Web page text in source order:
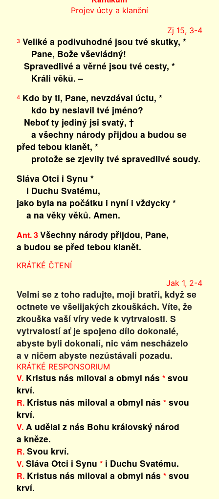
Projev úcty a klanění
Zj 15, 3-4
3Veliké a podivuhodné jsou tvé skutky, *
Pane, Bože vševládný!
Spravedlivé a věrné jsou tvé cesty, *
Králi věků. –
4Kdo by ti, Pane, nevzdával úctu, *
kdo by neslavil tvé jméno?
Neboť ty jediný jsi svatý, †
a všechny národy přijdou a budou se
před tebou klanět, *
protože se zjevily tvé spravedlivé soudy.
Sláva Otci i Synu *
i Duchu Svatému,
jako byla na počátku i nyní i vždycky *
a na věky věků. Amen.
Ant. 3Všechny národy přijdou, Pane,
a budou se před tebou klanět.
KRÁTKÉ ČTENÍ
Jak 1, 2-4
Velmi se z toho radujte, moji bratři, když se
octnete ve všelijakých zkouškách. Víte, že
zkouška vaší víry vede k vytrvalosti. S
vytrvalostí ať je spojeno dílo dokonalé,
abyste byli dokonalí, nic vám nescházelo
a v ničem abyste nezůstávali pozadu.
KRÁTKÉ RESPONSORIUM
V.Kristus nás miloval a obmyl nás *svou
krví.
R.Kristus nás miloval a obmyl nás *svou
krví.
V.A udělal z nás Bohu královský národ
a kněze.
R.Svou krví.
V.Sláva Otci i Synu *i Duchu Svatému.
R.Kristus nás miloval a obmyl nás *svou
krví.